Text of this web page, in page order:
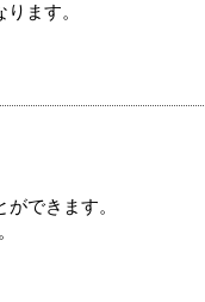
ます。
できます。